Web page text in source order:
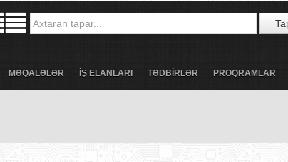
MƏQALƏLƏR İŞ ELANLARI TƏDBİRLƏR PROQRAMLAR